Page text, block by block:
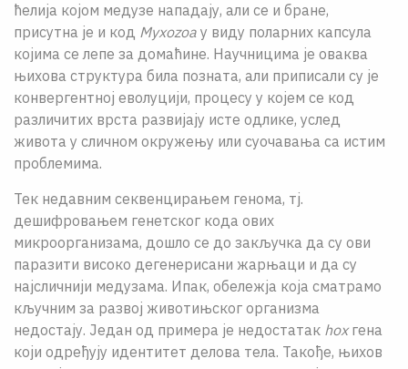
ћелија којом медузе нападају, али се и бране,
присутна је и код Myxozoa у виду поларних капсула
којима се лепе за домаћине. Научницима је оваква
њихова структура била позната, али приписали су је
конвергентној еволуцији, процесу у којем се код
различитих врста развијају исте одлике, услед
живота у сличном окружењу или суочавања са истим
проблемима.
Тек недавним секвенцирањем генома, тј.
дешифровањем генетског кода ових
микроорганизама, дошло се до закључка да су ови
паразити високо дегенерисани жарњаци и да су
најсличнији медузама. Ипак, обележја која сматрамо
кључним за развој животињског организма
недостају. Један од примера је недостатак hoxгена
који одређују идентитет делова тела. Такође, њихов